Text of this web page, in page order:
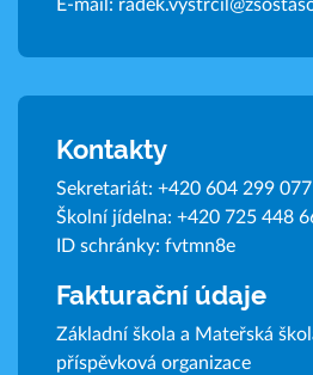
E-mail:
Kontakty
Sekretariát: +420 604 299 077
Školní jídelna: +420 725 448
ID schránky: fvtmn8e
Fakturační údaje
Základní škola a Mateřská
příspěvková organizace